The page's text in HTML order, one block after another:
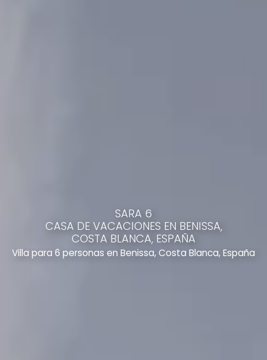
SARA 6
CASA DE VACACIONES EN BENISSA,
COSTA BLANCA, ESPAÑA
Villa para 6 personas en Benissa, Costa Blanca, España